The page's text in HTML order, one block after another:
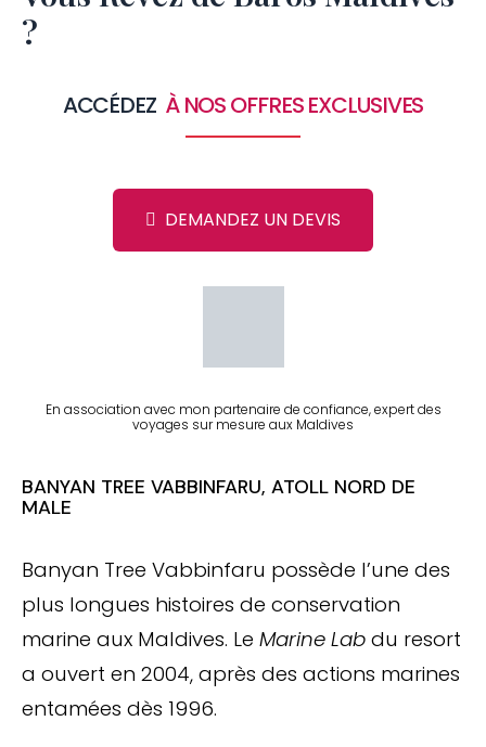
?
ACCÉDEZ À NOS OFFRES EXCLUSIVES
DEMANDEZ UN DEVIS
En association avec mon partenaire de confiance, expert des
voyages sur mesure aux Maldives
BANYAN TREE VABBINFARU, ATOLL NORD DE
MALE
Banyan Tree Vabbinfaru possède l’une des
plus longues histoires de conservation
marine aux Maldives. Le Marine Lab du resort
a ouvert en 2004, après des actions marines
entamées dès 1996.